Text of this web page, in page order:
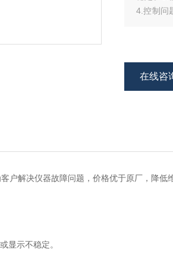
4.控制问
在线咨
户解决仪器故障问题，价格优于原厂，降
显示不稳定。